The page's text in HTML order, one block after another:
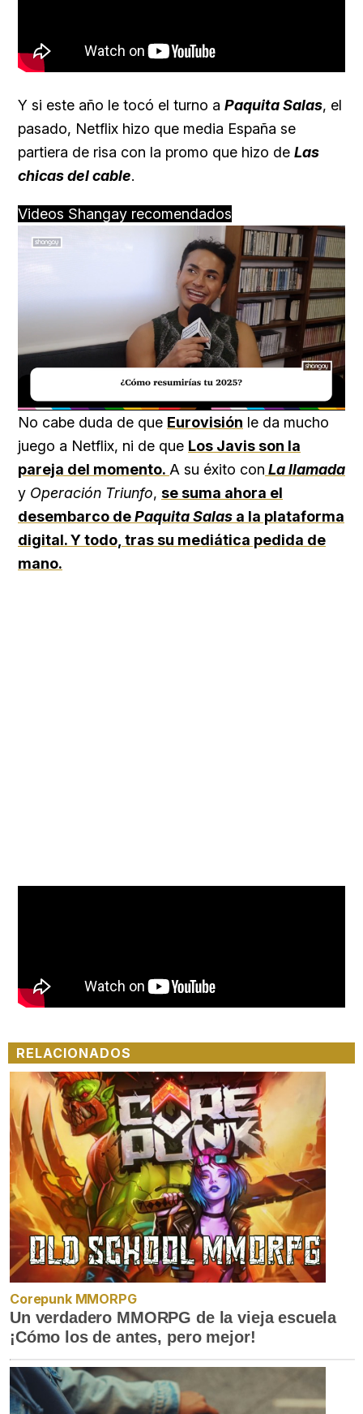
Y si este año le tocó el turno a Paquita Salas, el
pasado, Netflix hizo que media España se
partiera de risa con la promo que hizo de Las
chicas del cable.
Videos Shangay recomendados
Unmute Loaded:
40.09%
No cabe duda de que Eurovisión le da mucho
juego a Netflix, ni de que Los Javis son la
pareja del momento. A su éxito con La llamada
y Operación Triunfo, se suma ahora el
desembarco dePaquita Salas a la plataforma
digital. Y todo, tras su mediática pedida de
mano.
RELACIONADOS
Corepunk MMORPG
Un verdadero MMORPG de la vieja escuela
¡Cómo los de antes, pero mejor!